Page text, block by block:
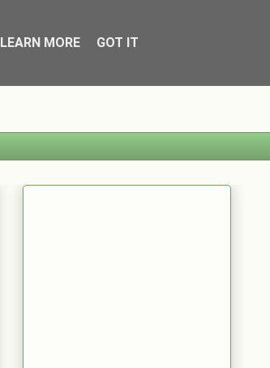
LEARN MORE GOT IT